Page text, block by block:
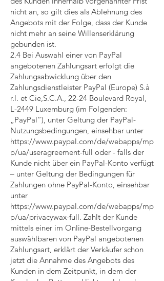
nicht an, so gilt dies als Ablehnung des
Angebots mit der Folge, dass der Kunde
nicht mehr an seine Willenserklärung
gebunden ist.
2.4 Bei Auswahl einer von PayPal
angebotenen Zahlungsart erfolgt die
Zahlungsabwicklung über den
Zahlungsdienstleister PayPal (Europe) S.à
r.l. et Cie,S.C.A., 22-24 Boulevard Royal,
L-2449 Luxemburg (im Folgenden:
„PayPal“), unter Geltung der PayPal-
Nutzungsbedingungen, einsehbar unter
https://www.paypal.com/de/webapps/mp
p/ua/useragreement-full oder - falls der
Kunde nicht über ein PayPal-Konto verfügt
– unter Geltung der Bedingungen für
Zahlungen ohne PayPal-Konto, einsehbar
unter
https://www.paypal.com/de/webapps/mp
p/ua/privacywax-full. Zahlt der Kunde
mittels einer im Online-Bestellvorgang
auswählbaren von PayPal angebotenen
Zahlungsart, erklärt der Verkäufer schon
jetzt die Annahme des Angebots des
Kunden in dem Zeitpunkt, in dem der